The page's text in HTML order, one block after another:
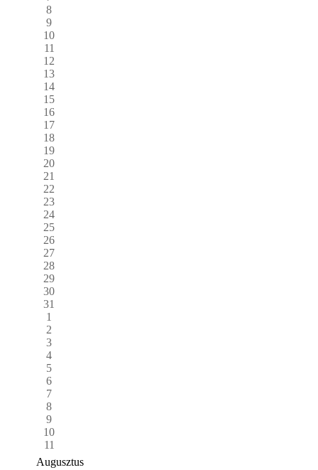
8
9
10
11
12
13
14
15
16
17
18
19
20
21
22
23
24
25
26
27
28
29
30
31
1
2
3
4
5
6
7
8
9
10
11
Augusztus